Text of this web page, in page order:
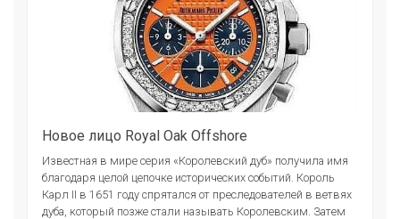
Новое лицо Royal Oak Offshore
Известная в мире серия «Королевский дуб» получила имя
благодаря целой цепочке исторических событий. Король
Карл II в 1651 году спрятался от преследователей в ветвях
дуба, который позже стали называть Королевским. Затем